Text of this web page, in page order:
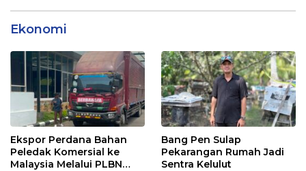
Ekonomi
Ekspor Perdana Bahan
Peledak Komersial ke
Malaysia Melalui PLBN
Bang Pen Sulap
Pekarangan Rumah Jadi
Sentra Kelulut